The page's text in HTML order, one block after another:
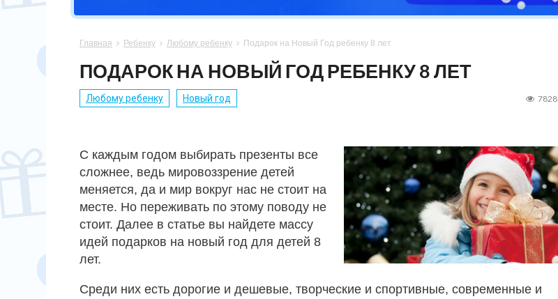
СПОРТСМЕНУ
МАМЕ
ПОДРУГЕ
ПАПЕ
СЫНУ
ПАСХА
ЮБИЛЕЙ
Главная  Ребенку  Любому ребенку  Подарок на Новый Год ребенку 8 лет
ПОДАРОК НА НОВЫЙ ГОД РЕБЕНКУ 8 ЛЕТ
Любому ребенку Новый год 7828
С каждым годом выбирать презенты все
сложнее, ведь мировоззрение детей
меняется, да и мир вокруг нас не стоит на
месте. Но переживать по этому поводу не
стоит. Далее в статье вы найдете массу
идей подарков на новый год для детей 8
лет.
Среди них есть дорогие и дешевые, творческие и спортивные, современные и